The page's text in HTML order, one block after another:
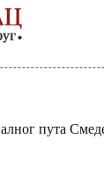
пута